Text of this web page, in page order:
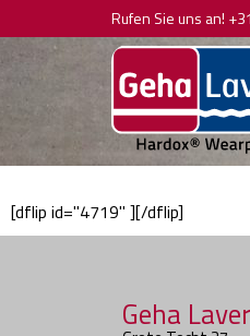
Rufen Sie uns an!
[dflip id="4719" ][/dflip]
Geha